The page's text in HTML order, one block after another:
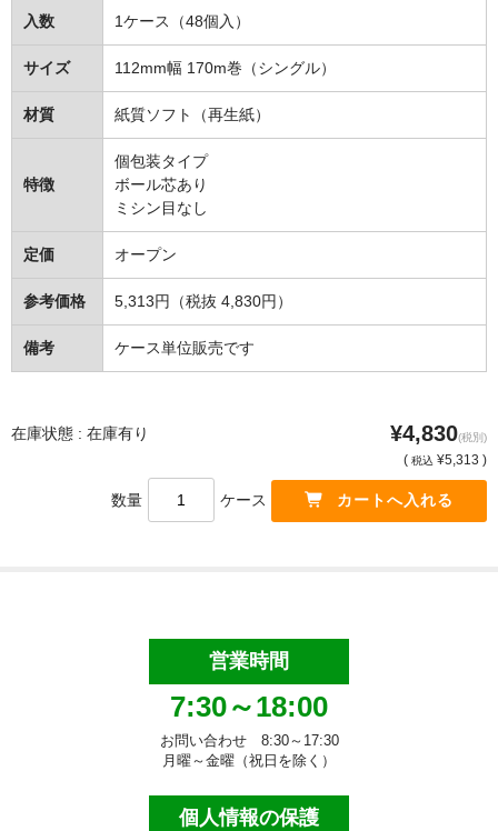
お風呂用洗剤
トイレ用洗剤
カビ除去・防止剤
排水口クリーナー
衛生用品
抗菌・除菌剤
消臭・防臭剤
手洗い用品
化学床用ワックス
特殊床用ワックス
ワックス剥離剤
入数 1ケース（48個入）
サイズ 112mm幅 170m巻（シングル）
材質 紙質ソフト（再生紙）
特徴
個包装タイプ
ボール芯あり
ミシン目なし
定価 オープン
参考価格 5,313円（税抜 4,830円）
備考 ケース単位販売です
在庫状態 : 在庫有り ¥4,830(税別)
( 税込 ¥5,313 )
数量 ケース
営業時間
7:30～18:00
お問い合わせ 8:30～17:30
月曜～金曜（祝日を除く）
個人情報の保護